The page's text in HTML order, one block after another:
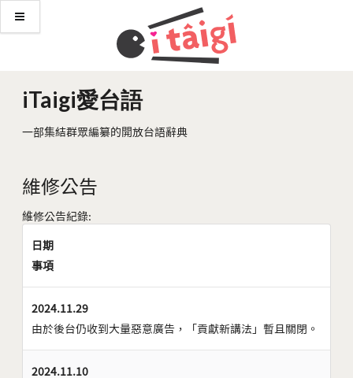
iTaigi愛台語
一部集結群眾編纂的開放台語辭典
維修公告
維修公告紀錄:
日期
事項
2024.11.29
由於後台仍收到大量惡意廣告，「貢獻新講法」暫且關閉。
2024.11.10